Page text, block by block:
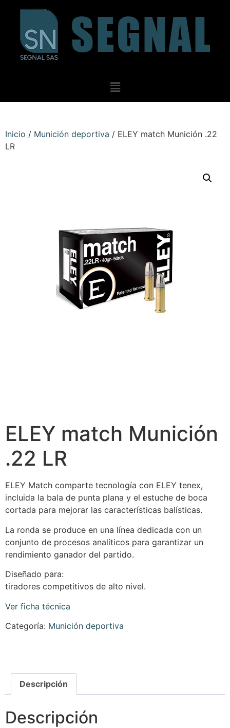
Inicio / Munición deportiva / ELEY match Munición .22
LR
ELEY match Munición
.22 LR
ELEY Match comparte tecnología con ELEY tenex,
incluida la bala de punta plana y el estuche de boca
cortada para mejorar las características balísticas.
La ronda se produce en una línea dedicada con un
conjunto de procesos analíticos para garantizar un
rendimiento ganador del partido.
Diseñado para:
tiradores competitivos de alto nivel.
Ver ficha técnica
Categoría: Munición deportiva
Descripción
Descripción